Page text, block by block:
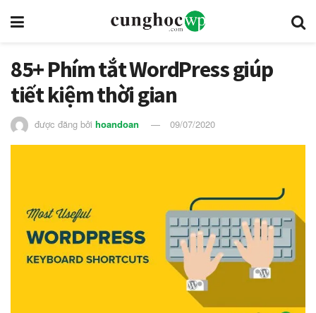
85+ Phím tắt WordPress giúp
tiết kiệm thời gian
được đăng bởi hoandoan 09/07/2020